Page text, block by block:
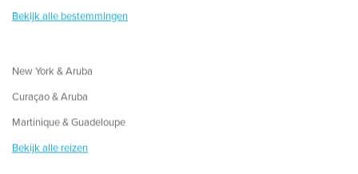
Bekijk alle bestemmingen
New York & Aruba
Curaçao & Aruba
Martinique & Guadeloupe
Bekijk alle reizen